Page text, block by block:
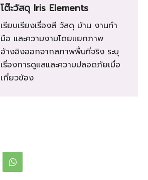
โต๊ะวัสดุ Iris Elements
เรียบเรียงเรื่องสี วัสดุ บ้าน งานทำ
มือ และความงามโดยแยกภาพ
อ้างอิงออกจากสภาพพื้นที่จริง ระบุ
เรื่องการดูแลและความปลอดภัยเมื่อ
เกี่ยวข้อง